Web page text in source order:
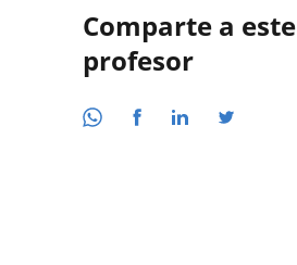
Comparte a este
profesor